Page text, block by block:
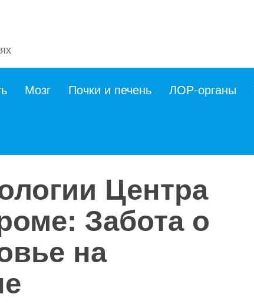
Мозг Почки и печень ЛОР-органы
Центра
Забота о
на